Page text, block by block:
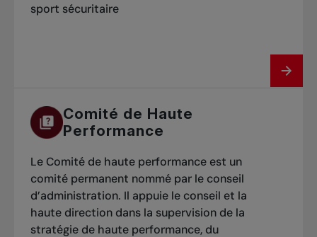
sport sécuritaire
Comité de Haute
Performance
Le Comité de haute performance est un
comité permanent nommé par le conseil
d’administration. Il appuie le conseil et la
haute direction dans la supervision de la
stratégie de haute performance, du